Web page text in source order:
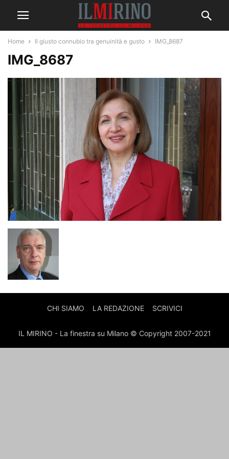
Home Il giusto connubio tra genuinità e gusto IMG_8687
IMG_8687
CHI SIAMO LA REDAZIONE SCRIVICI
IL MIRINO - La finestra su Milano © Copyright 2007-2021